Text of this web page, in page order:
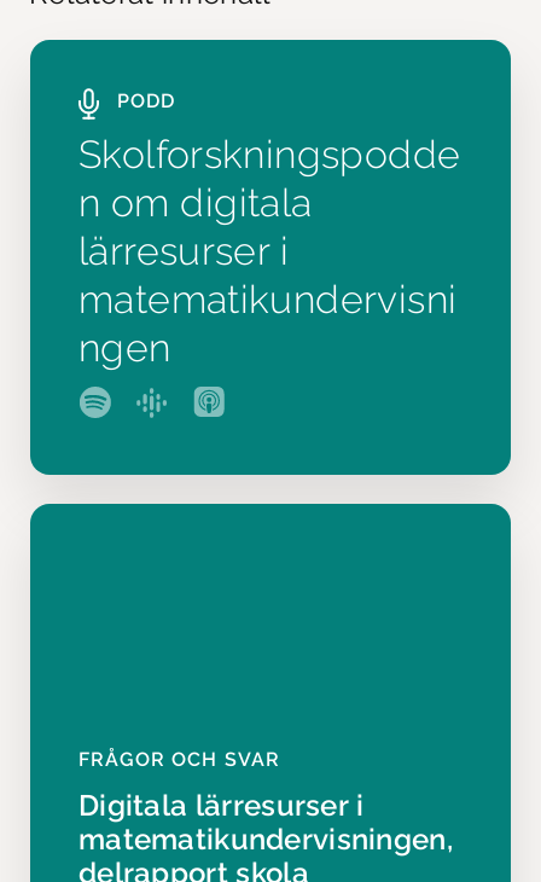
PODD
Skolforskningspodde
n om digitala
lärresurser i
matematikundervisni
ngen
FRÅGOR OCH SVAR
Digitala lärresurser i
matematikundervisningen,
delrapport skola